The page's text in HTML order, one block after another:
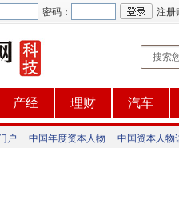
密码： 注册
产经 理财 汽车
户 中国年度资本人物 中国资本人物